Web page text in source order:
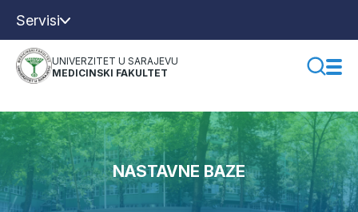
Servisi
UNIVERZITET U SARAJEVU
MEDICINSKI FAKULTET
NASTAVNE BAZE